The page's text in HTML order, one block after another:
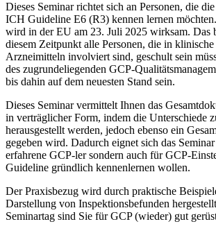
Dieses Seminar richtet sich an Personen, die
ICH Guideline E6 (R3) kennen lernen
wird in der EU am 23. Juli 2025 wirksam. Das
diesem Zeitpunkt alle Personen, die in
Arzneimitteln involviert sind, geschult sein
des zugrundeliegenden GCP-
bis dahin auf dem neuesten Stand sein.
Dieses Seminar vermittelt Ihnen das
in verträglicher Form, indem die Unterschiede
herausgestellt werden, jedoch ebenso ein
gegeben wird. Dadurch eignet sich das
erfahrene GCP-ler sondern auch für GCP-
Guideline gründlich kennenlernen wollen.
Der Praxisbezug wird durch praktische
Darstellung von Inspektionsbefunden
Seminartag sind Sie für GCP (wieder) gut